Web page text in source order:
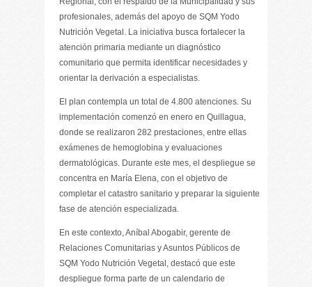
profesionales, además del apoyo de SQM Yodo
Nutrición Vegetal. La iniciativa busca fortalecer la
atención primaria mediante un diagnóstico
comunitario que permita identificar necesidades y
orientar la derivación a especialistas.
El plan contempla un total de 4.800 atenciones. Su
implementación comenzó en enero en Quillagua,
donde se realizaron 282 prestaciones, entre ellas
exámenes de hemoglobina y evaluaciones
dermatológicas. Durante este mes, el despliegue se
concentra en María Elena, con el objetivo de
completar el catastro sanitario y preparar la siguiente
fase de atención especializada.
En este contexto, Aníbal Abogabir, gerente de
Relaciones Comunitarias y Asuntos Públicos de
SQM Yodo Nutrición Vegetal, destacó que este
despliegue forma parte de un calendario de